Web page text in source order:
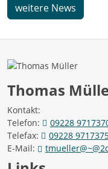
weitere News
Thomas
Kontakt:
Telefon:
09228
Telefax:
09228
E-Mail: